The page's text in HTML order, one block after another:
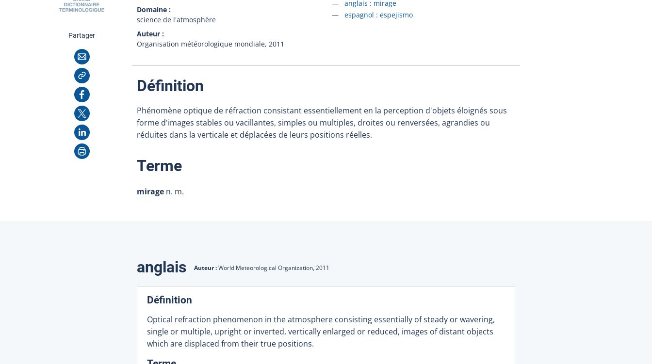
Domaine
science de l'atmosphère
Auteur
Organisation météorologique mondiale, 2011
Accéder à la fiche en
anglais : mirage
Accéder à la fiche en
espagnol : espejismo
Partagercette page
Courriel
Copier l'adresse
Facebook
X
LinkedIn
Imprimer
Définition
Phénomène optique de réfraction consistant essentiellement en la perception d'objets éloignés sous
forme d'images stables ou vacillantes, simples ou multiples, droites ou renversées, agrandies ou
réduites dans la verticale et déplacées de leurs positions réelles.
Terme:
mirage n. m.
Traductions
anglais Auteur :World Meteorological Organization, 2011
Définition
Optical refraction phenomenon in the atmosphere consisting essentially of steady or wavering,
single or multiple, upright or inverted, vertically enlarged or reduced, images of distant objects
which are displaced from their true positions.